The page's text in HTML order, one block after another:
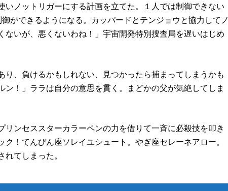
いノットリガーにする計画を立てた。１人では制御できない
ができるようになる。カッパードとテンジョウと協力してノ
ないが、悪くないわね！」宇宙開発特別捜査局を遅いはじめ
り、負けるかもしれない、見つかったら捕まってしまうかも
ン！」ララは自分の意思を貫く。まどかの父が気絶してしま
リンセススターカラーペンの力を借りて一斉に必殺技を叩き
！てんびん座ソレイユシュート。やぎ座セレーネアロー。
れてしまった。